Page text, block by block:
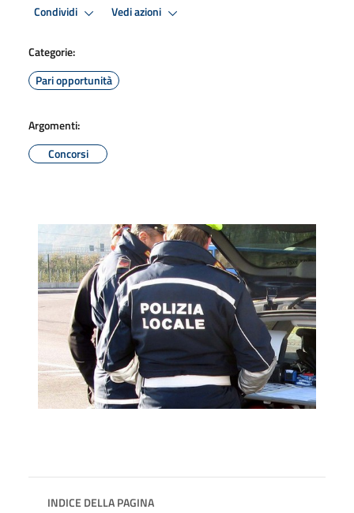
Condividi Vedi azioni
Categorie:
Pari opportunità
Argomenti:
Concorsi
INDICE DELLA PAGINA